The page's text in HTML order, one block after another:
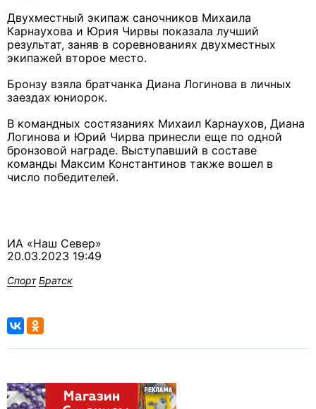
Двухместный экипаж саночников Михаила
Карнаухова и Юрия Чирвы показала лучший
результат, заняв в соревнованиях двухместных
экипажей второе место.
Бронзу взяла братчанка Диана Логинова в личных
заездах юниорок.
В командных состязаниях Михаил Карнаухов, Диана
Логинова и Юрий Чирва принесли еще по одной
бронзовой награде. Выступавший в составе
команды Максим Константинов также вошел в
число победителей.
ИА «Наш Север»
20.03.2023 19:49
Спорт Братск